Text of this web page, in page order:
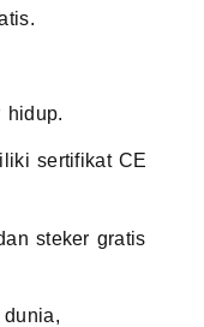
hidup.
sertifikat CE
steker gratis